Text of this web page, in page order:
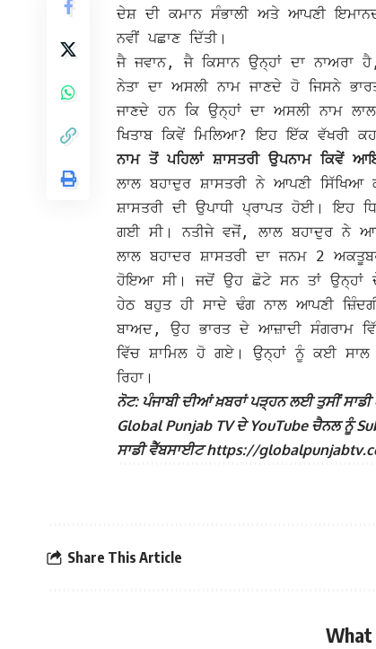
ਦੇਸ਼ ਦੀ ਕਮਾਨ ਸੰਭਾਲੀ ਅਤੇ ਆਪਣੀ
ਨਵੀਂ ਪਛਾਣ ਦਿੱਤੀ।
ਜੈ ਜਵਾਨ, ਜੈ ਕਿਸਾਨ ਉਨ੍ਹਾਂ ਦਾ ਨਾਅਰਾ
ਨੇਤਾ ਦਾ ਅਸਲੀ ਨਾਮ ਜਾਣਦੇ ਹੋ ਜਿਸਨੇ
ਜਾਣਦੇ ਹਨ ਕਿ ਉਨ੍ਹਾਂ ਦਾ ਅਸਲੀ ਨਾਮ
ਖਿਤਾਬ ਕਿਵੇਂ ਮਿਲਿਆ? ਇਹ ਇੱਕ ਵੱਖਰੀ
ਨਾਮ ਤੋਂ ਪਹਿਲਾਂ ਸ਼ਾਸਤਰੀ ਉਪਨਾਮ ਕਿਵੇਂ
ਲਾਲ ਬਹਾਦੁਰ ਸ਼ਾਸਤਰੀ ਨੇ ਆਪਣੀ
ਸ਼ਾਸਤਰੀ ਦੀ ਉਪਾਧੀ ਪ੍ਰਾਪਤ ਹੋਈ। ਇਹ
ਗਈ ਸੀ। ਨਤੀਜੇ ਵਜੋਂ, ਲਾਲ ਬਹਾਦੁਰ ਨੇ
ਲਾਲ ਬਹਾਦਰ ਸ਼ਾਸਤਰੀ ਦਾ ਜਨਮ 2
ਹੋਇਆ ਸੀ। ਜਦੋਂ ਉਹ ਛੋਟੇ ਸਨ ਤਾਂ ਉਨ੍ਹਾਂ
ਹੇਠ ਬਹੁਤ ਹੀ ਸਾਦੇ ਢੰਗ ਨਾਲ ਆਪਣੀ
ਬਾਅਦ, ਉਹ ਭਾਰਤ ਦੇ ਆਜ਼ਾਦੀ ਸੰਗਰਾਮ
ਵਿੱਚ ਸ਼ਾਮਿਲ ਹੋ ਗਏ। ਉਨ੍ਹਾਂ ਨੂੰ ਕਈ
ਰਿਹਾ।
ਨੋਟ: ਪੰਜਾਬੀ ਦੀਆਂ ਖ਼ਬਰਾਂ ਪੜ੍ਹਨ ਲਈ ਤੁਸੀਂ
Global Punjab TV ਦੇ YouTube ਚੈਨਲ ਨੂੰ
ਸਾਡੀ ਵੈੱਬਸਾਈਟ https://
Share This Article